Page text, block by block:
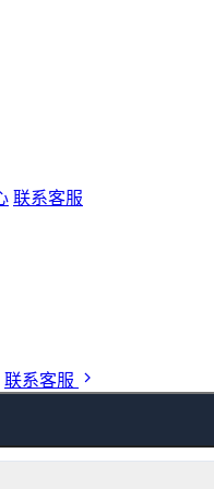
联系客服
联系客服